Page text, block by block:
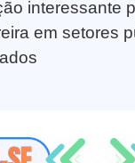
interessante
em setores